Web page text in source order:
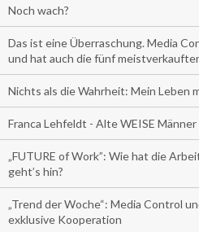
Noch wach?
Das ist eine Überraschung. Media
und hat auch die fünf
Nichts als die Wahrheit: Mein Leben
Franca Lehfeldt - Alte WEISE Männer
„FUTURE of Work”: Wie hat die
geht’s hin?
„Trend der Woche“: Media Control
exklusive Kooperation